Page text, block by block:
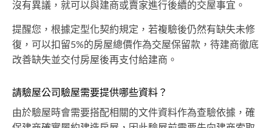
沒有異議，就可以與建商或賣家進行後續的交屋事宜。
提醒您，根據定型化契約規定，若複驗後仍然有缺失未修
復，可以扣留5%的房屋總價作為交屋保留款，待建商徹底
改善缺失並交付房屋後再支付給建商。
請驗屋公司驗屋需要提供哪些資料？
由於驗屋時會需要搭配相關的文件資料作為查驗依據，確